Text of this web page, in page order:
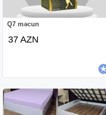
Q7 məcun
37 AZN